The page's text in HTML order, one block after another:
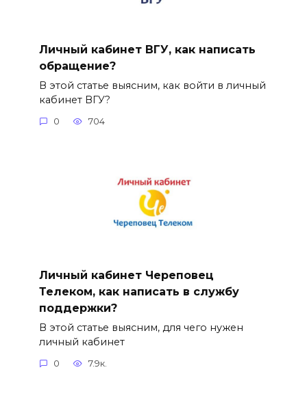
Личный кабинет ВГУ, как написать
обращение?
В этой статье выясним, как войти в личный
кабинет ВГУ?
0 704
Личный кабинет Череповец
Телеком, как написать в службу
поддержки?
В этой статье выясним, для чего нужен
личный кабинет
0 7.9к.